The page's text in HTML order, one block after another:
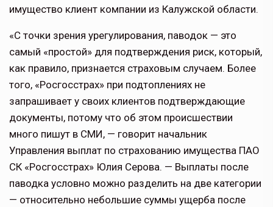
имущество клиент компании из Калужской области.
«С точки зрения урегулирования, паводок — это
самый «простой» для подтверждения риск, который,
как правило, признается страховым случаем. Более
того, «Росгосстрах» при подтоплениях не
запрашивает у своих клиентов подтверждающие
документы, потому что об этом происшествии
много пишут в СМИ, — говорит начальник
Управления выплат по страхованию имущества ПАО
СК «Росгосстрах» Юлия Серова. — Выплаты после
паводка условно можно разделить на две категории
— относительно небольшие суммы ущерба после